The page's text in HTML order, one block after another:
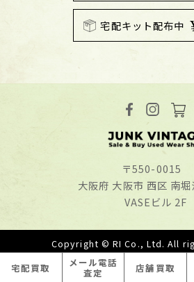
宅配キット配布中
〒550-0015
⼤阪府 ⼤阪市 ⻄区 南
VASEビル 2F
Copyright © RI Co., Ltd. All
宅配買取 メール電話
査定 店舗 買取